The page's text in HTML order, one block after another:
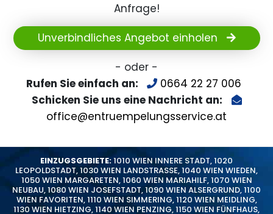
Anfrage!
Unverbindliches Angebot einholen
- oder -
Rufen Sie einfach an:
0664 22 27 006
Schicken Sie uns eine Nachricht an:
office@entruempelungsservice.at
EINZUGSGEBIETE:1010 WIEN INNERE STADT,1020
LEOPOLDSTADT,1030 WIEN LANDSTRASSE,1040 WIEN WIEDEN,
1050 WIEN MARGARETEN,1060 WIEN MARIAHILF,1070 WIEN
NEUBAU,1080 WIEN JOSEFSTADT,1090 WIEN ALSERGRUND,1100
WIEN FAVORITEN,1110 WIEN SIMMERING,1120 WIEN MEIDLING,
1130 WIEN HIETZING,1140 WIEN PENZING,1150 WIEN FÜNFHAUS,